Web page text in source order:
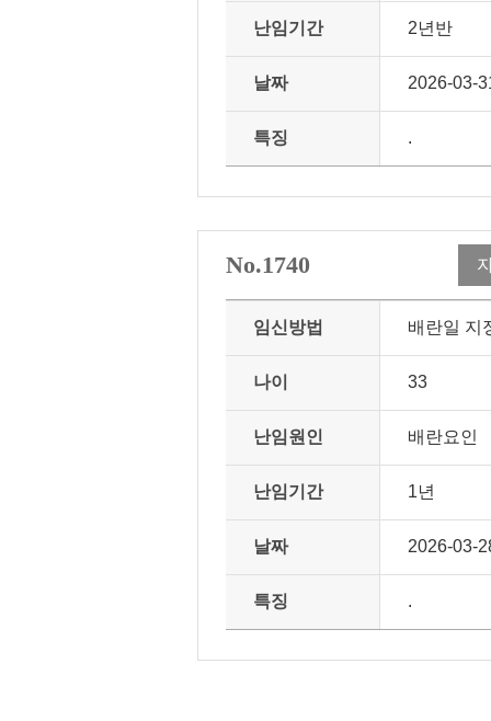
난임기간 2년반
날짜 2026-03-
특징 .
No.1740
임신방법 배란일 지
나이 33
난임원인 배란요인
난임기간 1년
날짜 2026-03-
특징 .